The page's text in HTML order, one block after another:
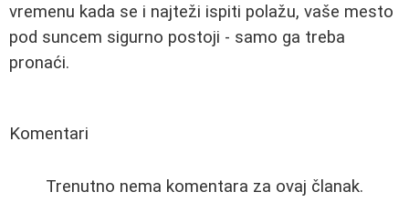
vremenu kada se i najteži ispiti polažu, vaše mesto
pod suncem sigurno postoji - samo ga treba
pronaći.
Komentari
Trenutno nema komentara za ovaj članak.